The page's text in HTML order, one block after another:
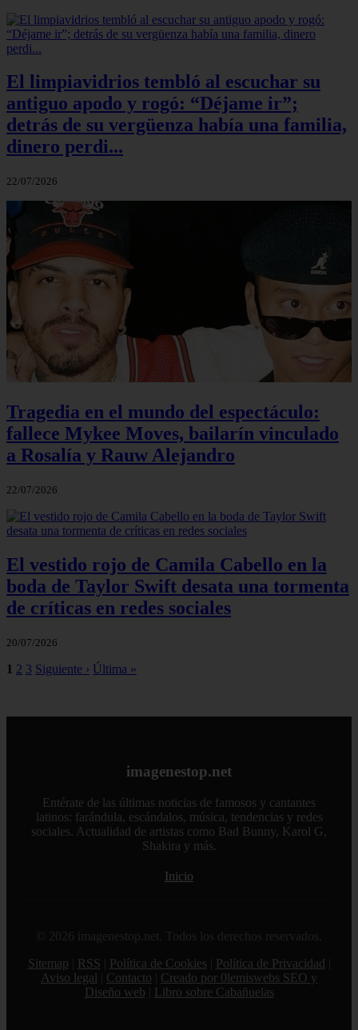
El limpiavidrios tembló al escuchar su
antiguo apodo y rogó: “Déjame ir”;
detrás de su vergüenza había una familia,
dinero perdi...
22/07/2026
Tragedia en el mundo del espectáculo:
fallece Mykee Moves, bailarín vinculado
a Rosalía y Rauw Alejandro
22/07/2026
El vestido rojo de Camila Cabello en la
boda de Taylor Swift desata una tormenta
de críticas en redes sociales
20/07/2026
1 2 3 Siguiente › Última »
imagenestop.net
Entérate de las últimas noticias de famosos y cantantes
latinos: farándula, escándalos, música, tendencias y redes
sociales. Actualidad de artistas como Bad Bunny, Karol G,
Shakira y más.
Inicio
© 2026 imagenestop.net. Todos los derechos reservados.
Sitemap
RSS Política de Cookies Política de Privacidad
Aviso legal
Contacto
Creado por 0lemiswebs SEO y
Diseño web
Libro sobre Cabañuelas